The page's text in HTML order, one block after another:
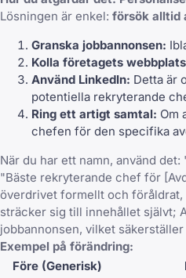
Lösningen är enkel: försök alltid
Granska jobbannonsen:
Kolla företagets
Använd LinkedIn: Detta är
potentiella rekryterande
Ring ett artigt samtal: Om
chefen för den specifika
När du har ett namn, använd
"Bäste rekryterande chef för
överdrivet formellt och föråldrat,
sträcker sig till innehållet självt;
jobbannonsen, vilket
Exempel på förändring:
Före (Generisk)